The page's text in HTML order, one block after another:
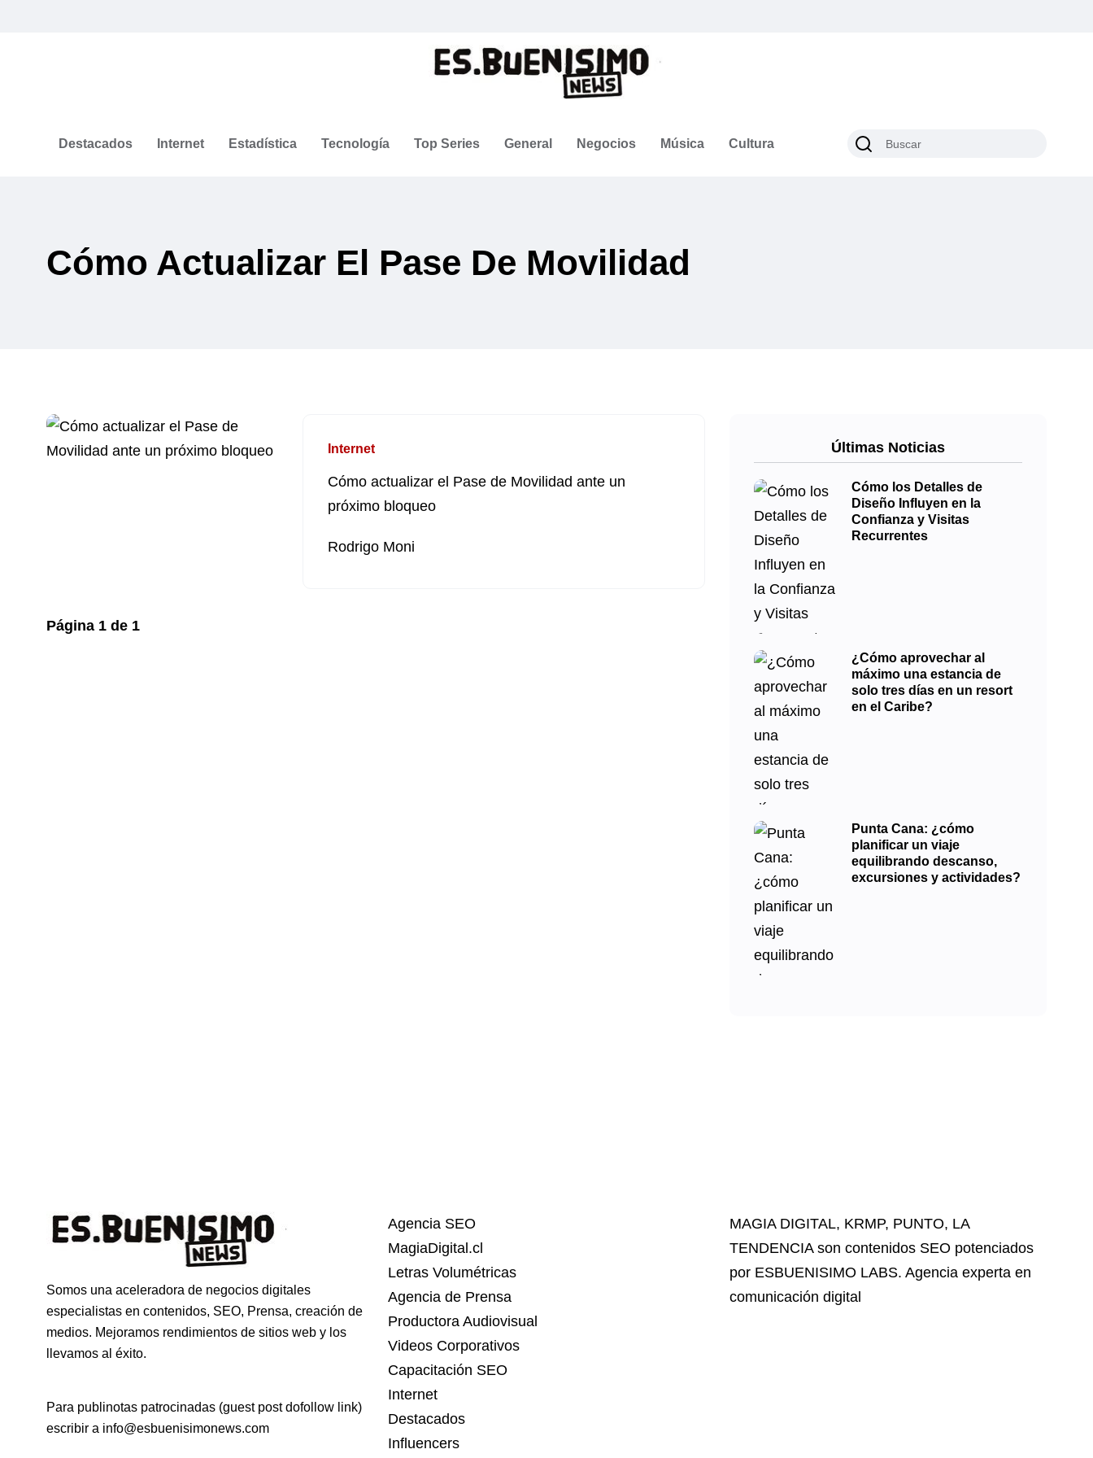
Destacados Internet Estadística Tecnología Top Series General Negocios Música Cultura
Cómo Actualizar El Pase De Movilidad
Internet
Cómo actualizar el Pase de Movilidad ante un
próximo bloqueo
Rodrigo Moni
Página 1 de 1
Últimas Noticias
Cómo los Detalles de
Diseño Influyen en la
Confianza y Visitas
Recurrentes
¿Cómo aprovechar al
máximo una estancia de
solo tres días en un resort
en el Caribe?
Punta Cana: ¿cómo
planificar un viaje
equilibrando descanso,
excursiones y actividades?
Somos una aceleradora de negocios digitales
especialistas en contenidos, SEO, Prensa, creación de
medios. Mejoramos rendimientos de sitios web y los
llevamos al éxito.
Para publinotas patrocinadas (guest post dofollow link)
escribir a info@esbuenisimonews.com
Agencia SEO
MagiaDigital.cl
Letras Volumétricas
Agencia de Prensa
Productora Audiovisual
Videos Corporativos
Capacitación SEO
Internet
Destacados
Influencers
MAGIA DIGITAL, KRMP, PUNTO, LA
TENDENCIAson contenidos SEO potenciados
por ESBUENISIMO LABS. Agencia experta en
comunicación digital